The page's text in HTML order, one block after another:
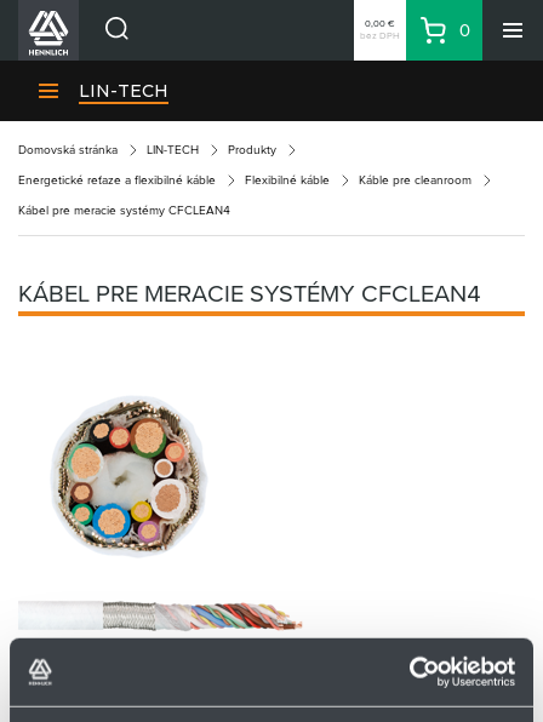
Divízie HENNLICH
Kariéra
Kontakty
Priemyselný park HENNLICH
Nákupný zoznam
Partner Zone
0,00 €
bez DPH
Košík
0
LIN-TECH
Domovská stránka LIN-TECH Produkty
Energetické reťaze a flexibilné káble Flexibilné káble Káble pre cleanroom
Kábel pre meracie systémy CFCLEAN4
KÁBEL PRE MERACIE SYSTÉMY CFCLEAN4